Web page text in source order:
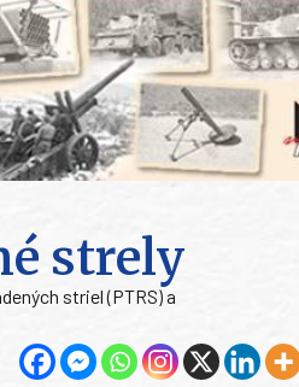
strely
striel (PTRS) a